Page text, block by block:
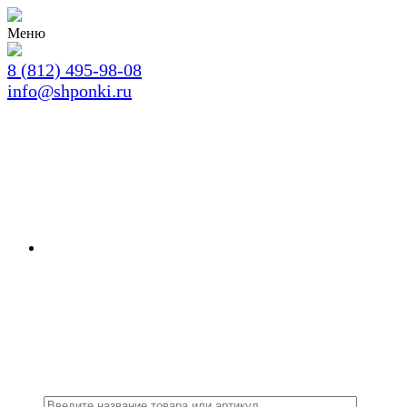
Меню
8 (812) 495-98-08
info@shponki.ru